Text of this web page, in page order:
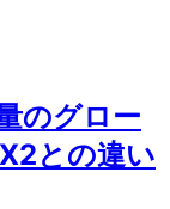
のグロー
との違い